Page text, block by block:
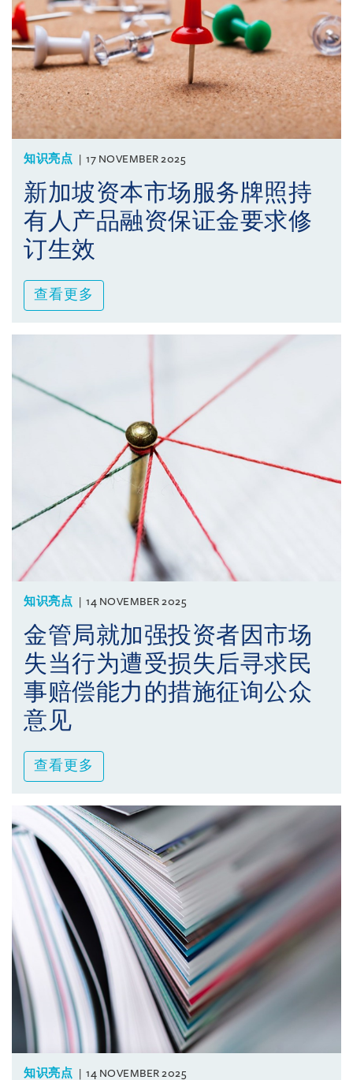
知识亮点 17 NOVEMBER 2025
新加坡资本市场服务牌照持
有人产品融资保证金要求修
订生效
查看更多
知识亮点 14 NOVEMBER 2025
金管局就加强投资者因市场
失当行为遭受损失后寻求民
事赔偿能力的措施征询公众
意见
查看更多
知识亮点 14 NOVEMBER 2025